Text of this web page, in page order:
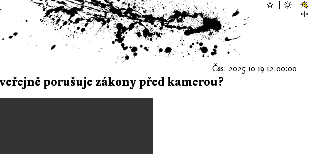
Čas: 2025-10-19 12:00:00
porušuje zákony před kamerou?